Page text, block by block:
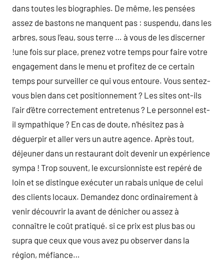
dans toutes les biographies. De même, les pensées
assez de bastons ne manquent pas : suspendu, dans les
arbres, sous l’eau, sous terre … à vous de les discerner
!une fois sur place, prenez votre temps pour faire votre
engagement dans le menu et profitez de ce certain
temps pour surveiller ce qui vous entoure. Vous sentez-
vous bien dans cet positionnement ? Les sites ont-ils
l’air d’être correctement entretenus ? Le personnel est-
il sympathique ? En cas de doute, n’hésitez pas à
déguerpir et aller vers un autre agence. Après tout,
déjeuner dans un restaurant doit devenir un expérience
sympa ! Trop souvent, le excursionniste est repéré de
loin et se distingue exécuter un rabais unique de celui
des clients locaux. Demandez donc ordinairement à
venir découvrir la avant de dénicher ou assez à
connaître le coût pratiqué. si ce prix est plus bas ou
supra que ceux que vous avez pu observer dans la
région, méfiance…